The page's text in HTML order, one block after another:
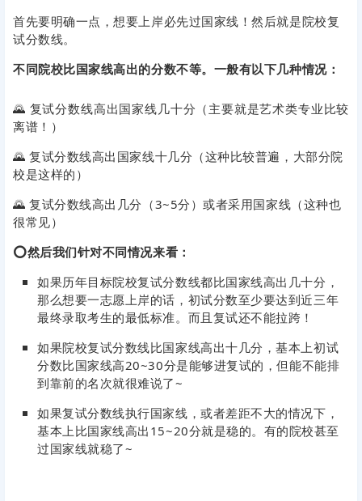
首先要明确一点，想要上岸必先过国家线！然后就是院校复
试分数线。
不同院校比国家线高出的分数不等。 一般有以下几种情况：
🌄 复试分数线高出国家线几十分（主要就是艺术类专业比较
离谱！）
🌄 复试分数线高出国家线十几分（这种比较普遍，大部分院
校是这样的）
🌄 复试分数线高出几分（3~5分）或者采用国家线（这种也
很常见）
⭕然后我们针对不同情况来看：
如果历年目标院校复试分数线都比国家线高出几十分，
那么想要一志愿上岸的话，初试分数至少要达到近三年
最终录取考生的最低标准。 而且复试还不能拉跨！
如果院校复试分数线比国家线高出十几分，基本上初试
分数比国家线高20~30分是能够进复试的，但能不能排
到靠前的名次就很难说了~
如果复试分数线执行国家线，或者差距不大的情况下，
基本上比国家线高出15~20分就是稳的。 有的院校甚至
过国家线就稳了~